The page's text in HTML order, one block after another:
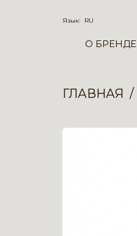
Язык: RU
О БРЕНДЕ
ГЛАВНАЯ